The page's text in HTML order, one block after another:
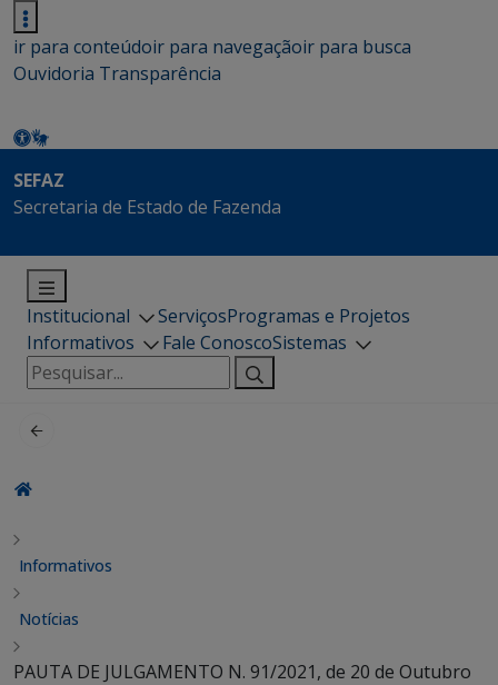
ir para conteúdoir para navegaçãoir para busca
Ouvidoria Transparência
SEFAZ
Secretaria de Estado de Fazenda
Institucional ServiçosProgramas e Projetos
Informativos
Fale ConoscoSistemas
Pesquisar
por:
Informativos
Notícias
PAUTA DE JULGAMENTO N. 91/2021, de 20 de Outubro